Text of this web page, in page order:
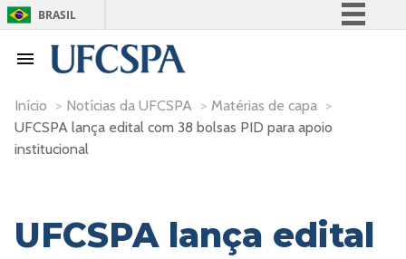
BRASIL
Participe
Acesso à informação
Início > Notícias da UFCSPA > Matérias de capa >
UFCSPA lança edital com 38 bolsas PID para apoio
institucional
UFCSPA lança edital